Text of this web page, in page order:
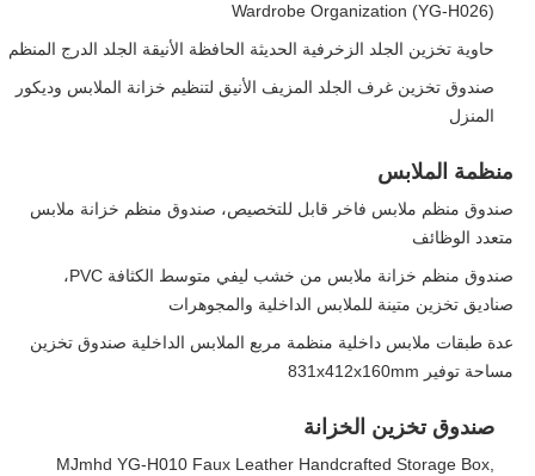
Wardrobe Organization (YG-H026)
حاوية تخزين الجلد الزخرفية الحديثة الحافظة الأنيقة الجلد الدرج المنظم
صندوق تخزين غرف الجلد المزيف الأنيق لتنظيم خزانة الملابس وديكور
المنزل
منظمة الملابس
صندوق منظم ملابس فاخر قابل للتخصيص، صندوق منظم خزانة ملابس
متعدد الوظائف
صندوق منظم خزانة ملابس من خشب ليفي متوسط الكثافة PVC،
صناديق تخزين متينة للملابس الداخلية والمجوهرات
عدة طبقات ملابس داخلية منظمة مربع الملابس الداخلية صندوق تخزين
مساحة توفير 831x412x160mm
صندوق تخزين الخزانة
MJmhd YG-H010 Faux Leather Handcrafted Storage Box,